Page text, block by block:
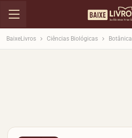
BaixeLivros Ciências Biológicas Botânica